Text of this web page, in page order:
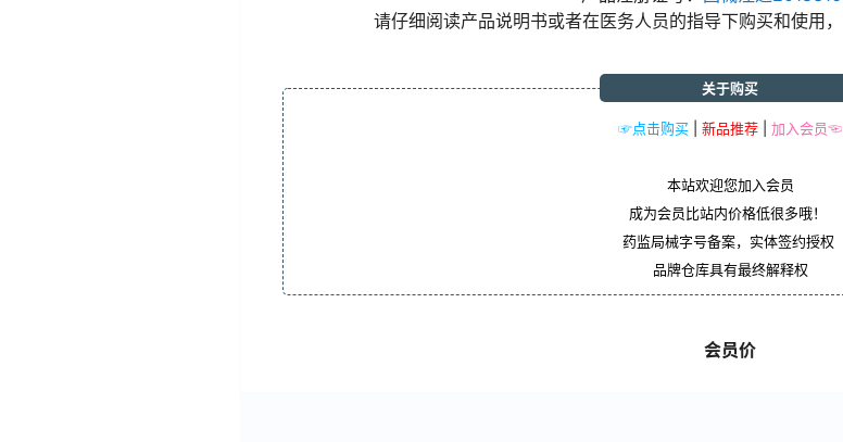
请仔细阅读产品说明书或者在医务人员的指导下购买和使用
☞点击购买 新品推荐 加入会员☜
关于购买
本站欢迎您加入会员
成为会员比站内价格低很多哦！
药监局械字号备案，实体签约授权
品牌仓库具有最终解释权
会员价